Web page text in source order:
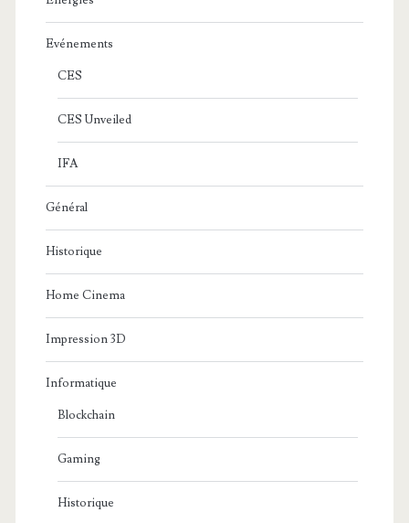
Evénements
CES
CES Unveiled
IFA
Général
Historique
Home Cinema
Impression 3D
Informatique
Blockchain
Gaming
Historique